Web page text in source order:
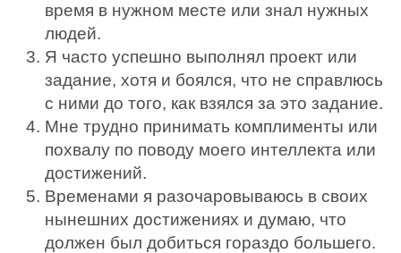
время в нужном месте или знал нужных
людей.
Я часто успешно выполнял проект или
задание, хотя и боялся, что не справлюсь
с ними до того, как взялся за это задание.
Мне трудно принимать комплименты или
похвалу по поводу моего интеллекта или
достижений.
Временами я разочаровываюсь в своих
нынешних достижениях и думаю, что
должен был добиться гораздо большего.